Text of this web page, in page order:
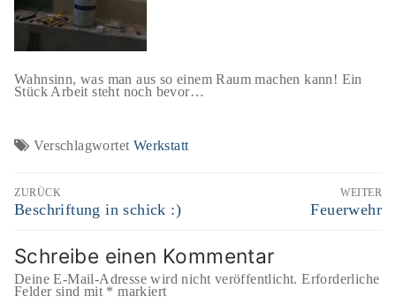
Wahnsinn, was man aus so einem Raum machen kann! Ein
Stück Arbeit steht noch bevor…
Verschlagwortet Werkstatt
Beitragsnavigation
ZURÜCK
Vorheriger
Beschriftung in schick :)
WEITER
Nächster
Feuerwehr
Schreibe einen Kommentar
Deine E-Mail-Adresse wird nicht veröffentlicht. Erforderliche
Felder sind mit * markiert